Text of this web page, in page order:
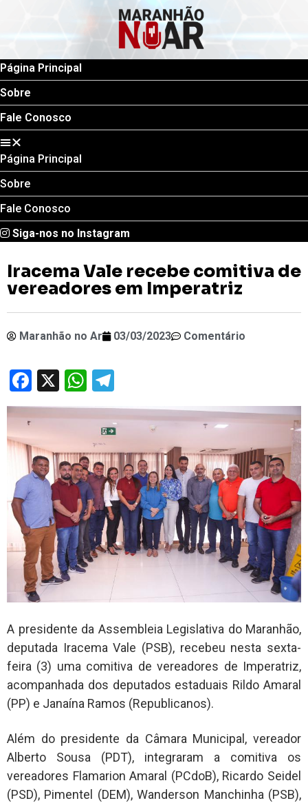
Página Principal
Sobre
Fale Conosco
Página Principal
Sobre
Fale Conosco
Siga-nos no Instagram
Iracema Vale recebe comitiva de
vereadores em Imperatriz
Maranhão no Ar 03/03/2023 Comentário
Facebook
X WhatsApp
A presidente da Assembleia Legislativa do Maranhão,
deputada Iracema Vale (PSB), recebeu nesta sexta-
feira (3) uma comitiva de vereadores de Imperatriz,
acompanhada dos deputados estaduais Rildo Amaral
(PP) e Janaína Ramos (Republicanos).
Além do presidente da Câmara Municipal, vereador
Alberto Sousa (PDT), integraram a comitiva os
vereadores Flamarion Amaral (PCdoB), Ricardo Seidel
(PSD), Pimentel (DEM), Wanderson Manchinha (PSB),